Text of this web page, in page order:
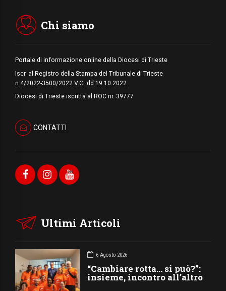
Chi siamo
Portale di informazione online della Diocesi di Trieste
Iscr. al Registro della Stampa del Tribunale di Trieste
n.4/2022-3500/2022 V.G. dd.19.10.2022
Diocesi di Trieste iscritta al ROC nr. 39777
CONTATTI
Ultimi Articoli
6 Agosto 2026
“Cambiare rotta… si può?”:
insieme, incontro all’altro